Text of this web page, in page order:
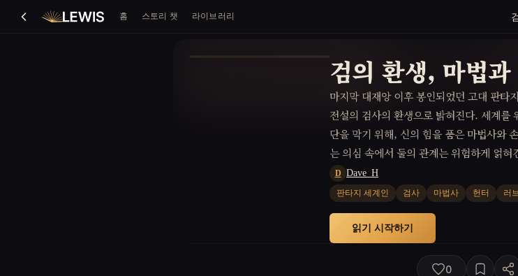
홈 스토리 챗 라이브러리
검의 환생, 마법
마지막 대재앙 이후 봉인되었던 고대 판타
전설의 검사의 환생으로 밝혀진다. 세계를
단을 막기 위해, 신의 힘을 품은 마법사와
는 의심 속에서 둘의 관계는 위험하게 얽혀
D Dave_H
판타지 세계인 검사 마법사 헌터 러
읽기 시작하기
0